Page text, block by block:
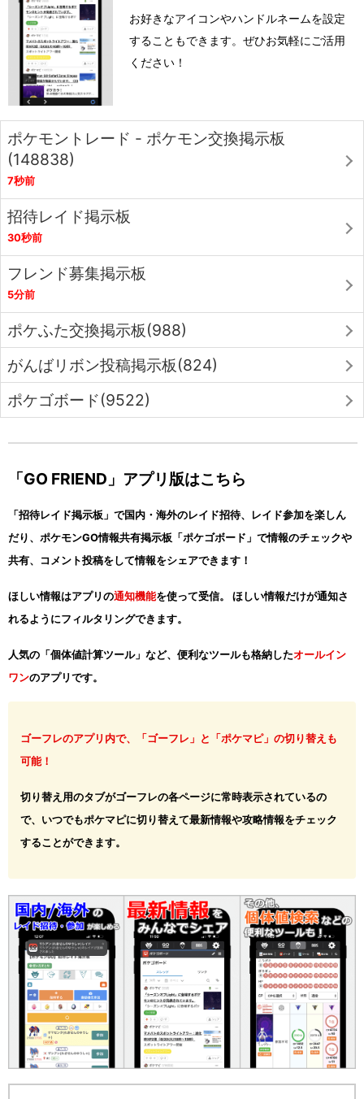
お好きなアイコンやハンドルネームを設定
することもできます。ぜひお気軽にご活用
ください！
ポケモントレード - ポケモン交換掲示板
(148838)
7秒前
招待レイド掲示板
30秒前
フレンド募集掲示板
5分前
ポケふた交換掲示板(988)
がんばリボン投稿掲示板(824)
ポケゴボード(9522)
「GO FRIEND」アプリ版はこちら
「招待レイド掲示板」で国内・海外のレイド招待、レイド参加を楽しん
だり、ポケモンGO情報共有掲示板「ポケゴボード」で情報のチェックや
共有、コメント投稿をして情報をシェアできます！
ほしい情報はアプリの通知機能を使って受信。 ほしい情報だけが通知さ
れるようにフィルタリングできます。
人気の「個体値計算ツール」など、便利なツールも格納したオールイン
ワンのアプリです。
ゴーフレのアプリ内で、「ゴーフレ」と「ポケマピ」の切り替えも
可能！
切り替え用のタブがゴーフレの各ページに常時表示されているの
で、いつでもポケマピに切り替えて最新情報や攻略情報をチェック
することができます。